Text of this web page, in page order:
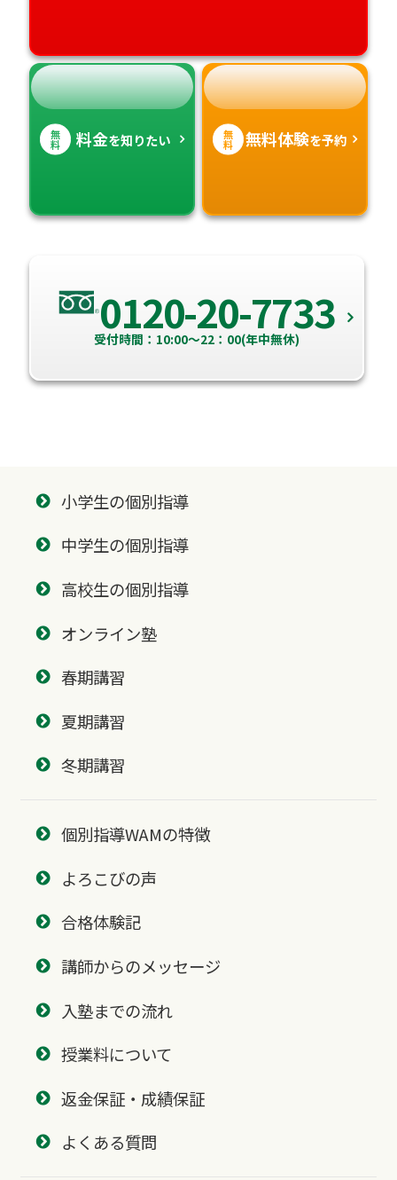
無
料 料金を知りたい 無
料 無料体験を予約
0120-20-7733
受付時間：10:00～22：00(年中無休)
小学生の個別指導
中学生の個別指導
高校生の個別指導
オンライン塾
春期講習
夏期講習
冬期講習
個別指導WAMの特徴
よろこびの声
合格体験記
講師からのメッセージ
入塾までの流れ
授業料について
返金保証・成績保証
よくある質問